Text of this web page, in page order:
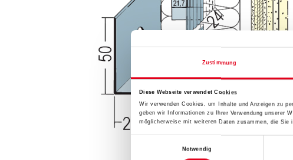
Zustimmung
Diese Webseite verwendet Cookies
Wir verwenden Cookies, um Inhalte und Anzeigen zu
geben wir Informationen zu Ihrer Verwendung unserer
möglicherweise mit weiteren Daten zusammen, die
Notwendig